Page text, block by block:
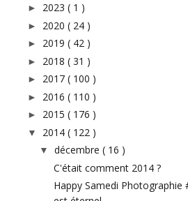
► 2023 ( 1 )
► 2020 ( 24 )
► 2019 ( 42 )
► 2018 ( 31 )
► 2017 ( 100 )
► 2016 ( 110 )
► 2015 ( 176 )
▼ 2014 ( 122 )
▼ décembre ( 16 )
C'était comment 2014 ?
Happy Samedi Photographie